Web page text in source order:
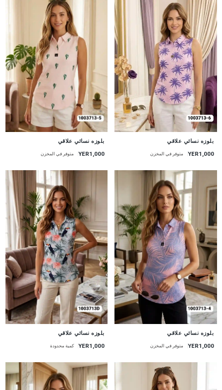
بلوزه نسائي علاقي
YER1,000 متوفر في المخزن
بلوزه نسائي علاقي
YER1,000 متوفر في المخزن
بلوزه نسائي علاقي
YER1,000 متوفر في المخزن
بلوزه نسائي علاقي
YER1,000 كمية محدودة